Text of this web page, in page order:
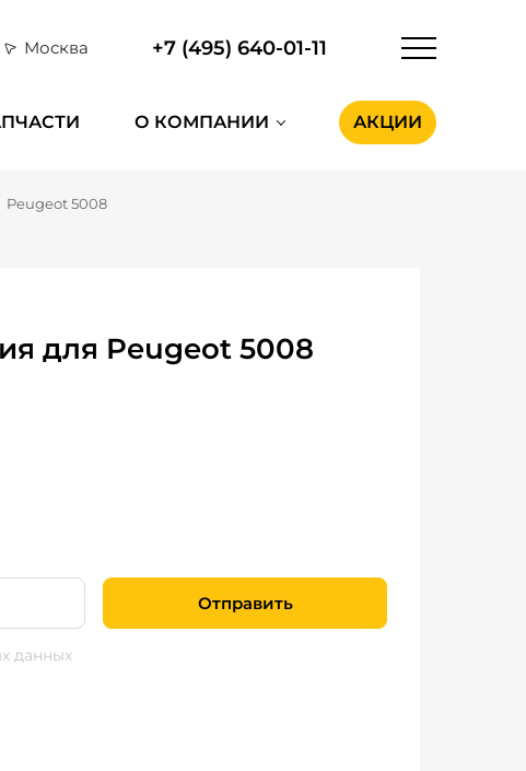
Москва +7 (495) 640-01-11
О КОМПАНИИ АКЦИИ
Peugeot 5008
для Peugeot 5008
Отправить
данных